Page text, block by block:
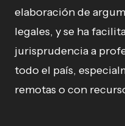
elaboración de
legales, y se ha
jurisprudencia a
todo el país,
remotas o con